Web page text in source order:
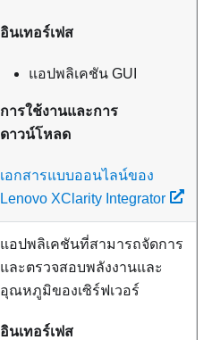
อินเทอร์เฟส
แอปพลิเคชัน GUI
การใช้งานและการ
ดาวน์โหลด
เอกสารแบบออนไลน์ของ
Lenovo XClarity Integrator
แอปพลิเคชันที่สามารถจัดการ
และตรวจสอบพลังงานและ
อุณหภูมิของเซิร์ฟเวอร์
อินเทอร์เฟส